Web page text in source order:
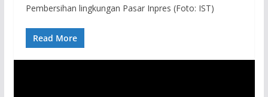
Pembersihan lingkungan Pasar Inpres (Foto: IST)
Read More